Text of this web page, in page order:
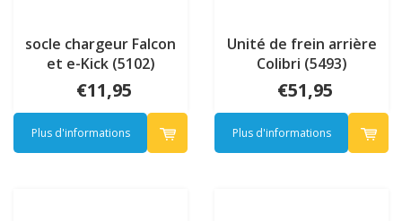
socle chargeur Falcon
et e-Kick (5102)
€11,95
Plus d'informations
Unité de frein arrière
Colibri (5493)
€51,95
Plus d'informations